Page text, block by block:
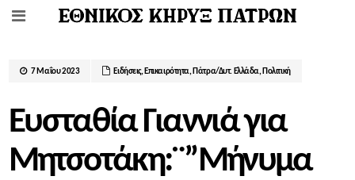
7 Μαΐου 2023 Ειδήσεις, Επικαιρότητα, Πάτρα/Δυτ. Ελλάδα, Πολιτική
Ευσταθία Γιαννιά για
Μητσοτάκη:¨”Μήνυμα